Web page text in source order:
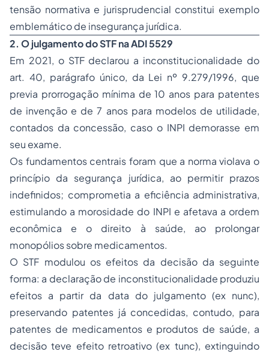
tensão normativa e jurisprudencial constitui exemplo
emblemático de insegurança jurídica.
2. O julgamento do STF na ADI 5529
Em 2021, o STF declarou a inconstitucionalidade do
art. 40, parágrafo único, da Lei nº 9.279/1996, que
previa prorrogação mínima de 10 anos para patentes
de invenção e de 7 anos para modelos de utilidade,
contados da concessão, caso o INPI demorasse em
seu exame.
Os fundamentos centrais foram que a norma violava o
princípio da segurança jurídica, ao permitir prazos
indefinidos; comprometia a eficiência administrativa,
estimulando a morosidade do INPI e afetava a ordem
econômica e o direito à saúde, ao prolongar
monopólios sobre medicamentos.
O STF modulou os efeitos da decisão da seguinte
forma: a declaração de inconstitucionalidade produziu
efeitos a partir da data do julgamento (ex nunc),
preservando patentes já concedidas, contudo, para
patentes de medicamentos e produtos de saúde, a
decisão teve efeito retroativo (ex tunc), extinguindo